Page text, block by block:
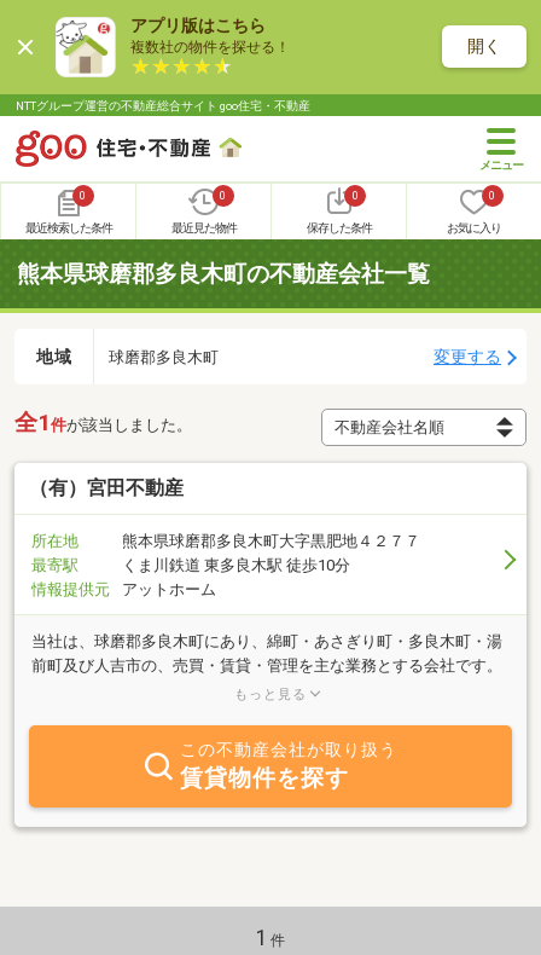
アプリ版はこちら
複数社の物件を探せる！ 開く
NTTグループ運営の不動産総合サイト goo住宅・不動産
0
最近検索した条件
0
最近見た物件
0
保存した条件
0
お気に入り
熊本県球磨郡多良木町の不動産会社一覧
地域 球磨郡多良木町 変更する
全1 件が該当しました。
（有）宮田不動産
所在地
熊本県球磨郡多良木町大字黒肥地４２７７
最寄駅
くま川鉄道 東多良木駅 徒歩10分
情報提供元
アットホーム
当社は、球磨郡多良木町にあり、綿町・あさぎり町・多良木町・湯
前町及び人吉市の、売買・賃貸・管理を主な業務とする会社です。
特に賃貸は、球磨郡内で２５０戸を管理しています。賃貸物件・売
モットーに、皆様の素敵な明日へ、快適な住まい作りをお手伝い致
もっと見る
この不動産会社が取り扱う
賃貸物件を探す
1 件